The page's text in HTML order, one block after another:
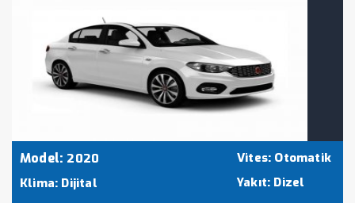
Model: 2020
Klima: Dijital
Vites: Otomatik
Yakıt: Dizel